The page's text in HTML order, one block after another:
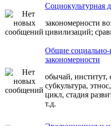
Социокультурная
закономерности
цивилизаций;
Общие социально-
закономерности
обычай, институт,
субкультура,
цикл, стадия
т.д.